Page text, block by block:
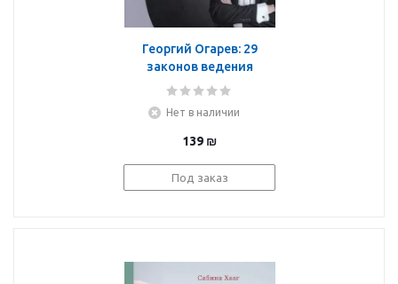
Георгий Огарев: 29
законов ведения
экономного хозяйства
Нет в наличии
139 ₪
Под заказ